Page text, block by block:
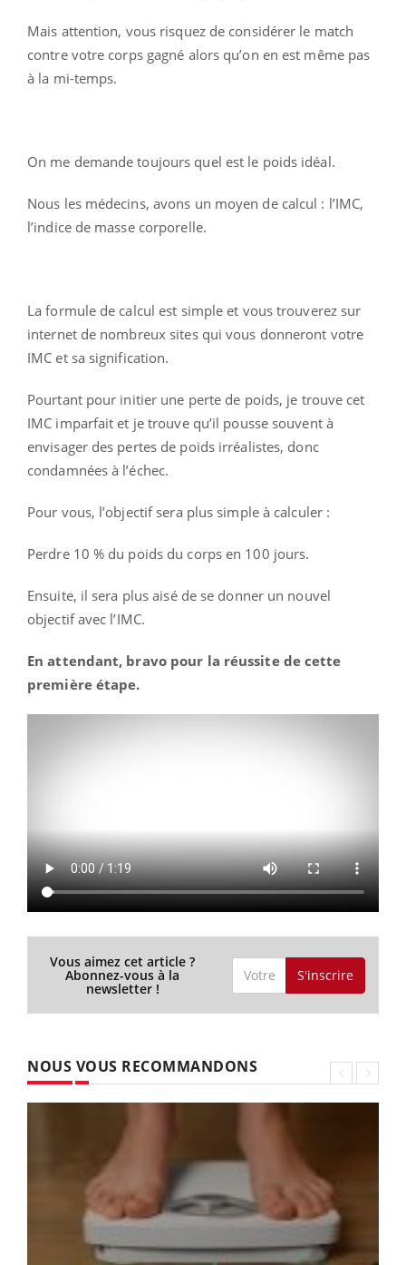
Mais attention, vous risquez de considérer le match
contre votre corps gagné alors qu’on en est même pas
à la mi-temps.
On me demande toujours quel est le poids idéal.
Nous les médecins, avons un moyen de calcul : l’IMC,
l’indice de masse corporelle.
La formule de calcul est simple et vous trouverez sur
internet de nombreux sites qui vous donneront votre
IMC et sa signification.
Pourtant pour initier une perte de poids, je trouve cet
IMC imparfait et je trouve qu’il pousse souvent à
envisager des pertes de poids irréalistes, donc
condamnées à l’échec.
Pour vous, l’objectif sera plus simple à calculer :
Perdre 10 % du poids du corps en 100 jours.
Ensuite, il sera plus aisé de se donner un nouvel
objectif avec l’IMC.
En attendant, bravo pour la réussite de cette
première étape.
Vous aimez cet article ?
Abonnez-vous à la
newsletter !
S'inscrire
NOUS VOUS RECOMMANDONS